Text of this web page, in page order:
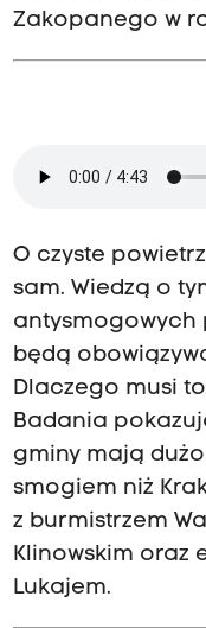
Zakopanego w
O czyste
sam. Wiedzą o
antysmogowych
będą
Dlaczego musi
Badania
gminy mają
smogiem niż
z burmistrzem
Klinowskim oraz
Lukajem.